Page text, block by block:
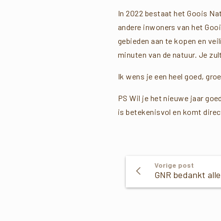
In 2022 bestaat het Goois
andere inwoners van het
gebieden aan te kopen en
minuten van de natuur. Je
Ik wens je een heel goed,
PS Wil je het nieuwe jaar
is betekenisvol en komt
Verder
Lezen
Vorige post